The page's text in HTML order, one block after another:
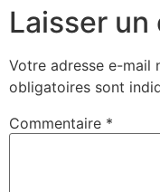
Laisser
Votre adresse e-mail
obligatoires sont
Commentaire *